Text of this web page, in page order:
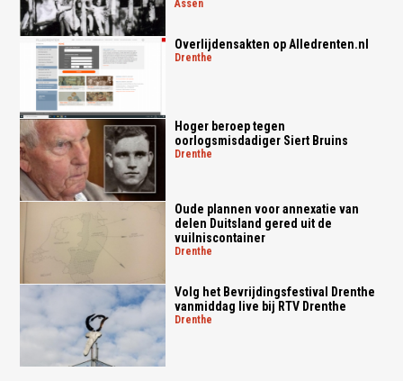
assen
Overlijdensakten op Alledrenten.nl
drenthe
Hoger beroep tegen
oorlogsmisdadiger Siert Bruins
drenthe
Oude plannen voor annexatie van
delen Duitsland gered uit de
vuilniscontainer
drenthe
Volg het Bevrijdingsfestival Drenthe
vanmiddag live bij RTV Drenthe
drenthe